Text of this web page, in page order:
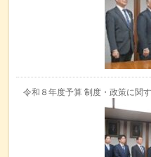
令和８年度予算 制度・政策に関